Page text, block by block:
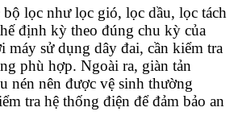
lọc như lọc gió, lọc dầu, lọc tách
định kỳ theo đúng chu kỳ của
sử dụng dây đai, cần kiểm tra
phù hợp. Ngoài ra, giàn tản
nén nên được vệ sinh thường
tra hệ thống điện để đảm bảo an